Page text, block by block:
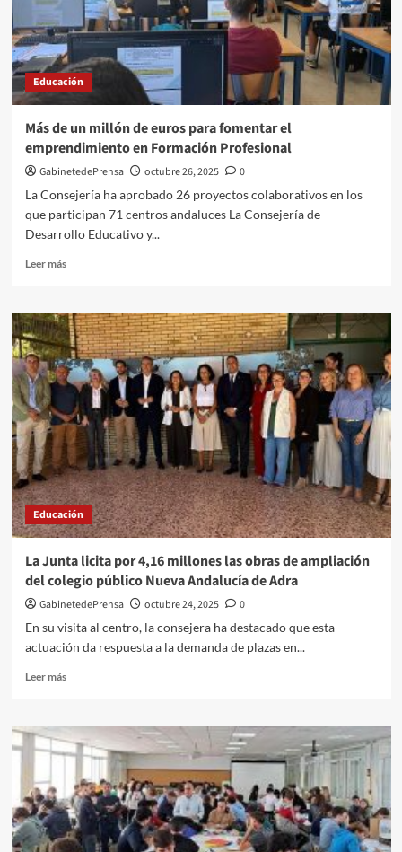
Aurantia
en
su
25º
Educación
Más de un millón de euros para fomentar el
emprendimiento en Formación Profesional
GabinetedePrensa octubre 26, 2025
0
La Consejería ha aprobado 26 proyectos colaborativos en los
que participan 71 centros andaluces La Consejería de
Desarrollo Educativo y...
Leer másLeer
Más
de
un
millón
de
euros
para
fomentar
emprendimiento
en
Formación
Profesional
Educación
La Junta licita por 4,16 millones las obras de ampliación
del colegio público Nueva Andalucía de Adra
GabinetedePrensa octubre 24, 2025
0
En su visita al centro, la consejera ha destacado que esta
actuación da respuesta a la demanda de plazas en...
Leer másLeer
La
Junta
licita
por
4,16
millones
las
obras